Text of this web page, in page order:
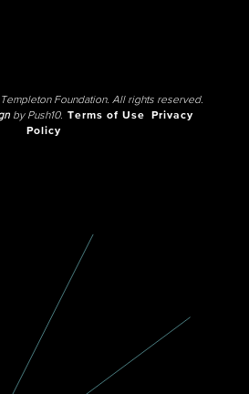
Foundation. All rights reserved.
by Push10. Terms of Use
Privacy
Policy